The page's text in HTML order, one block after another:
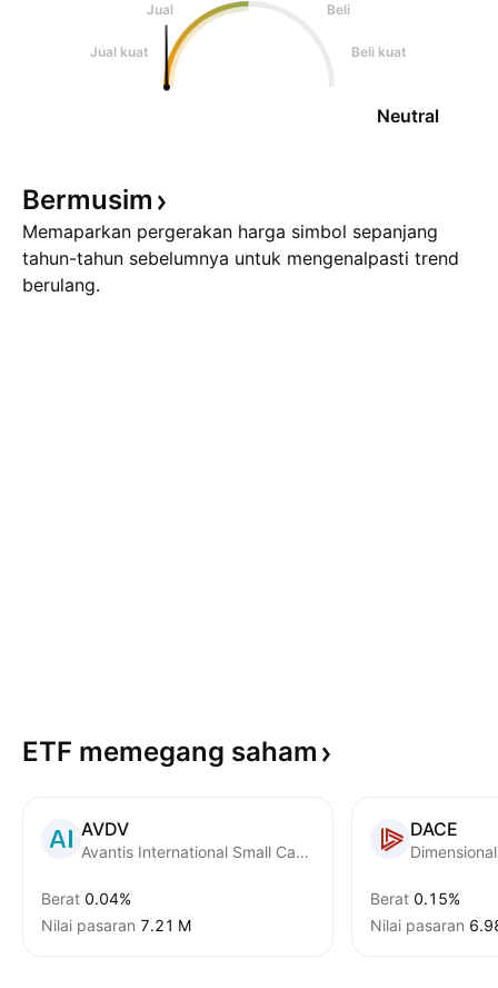
Jual
Beli
Jual kuat Beli kuat
Neutral
Bermusim
Memaparkan pergerakan harga simbol sepanjang
tahun-tahun sebelumnya untuk mengenalpasti trend
berulang.
ETF memegang saham
AVDV
Avantis International Small Cap Value ETF
Berat 0.04%
Nilai pasaran ‪7.21 M‬
DACE
Berat 0.15%
Nilai pasaran